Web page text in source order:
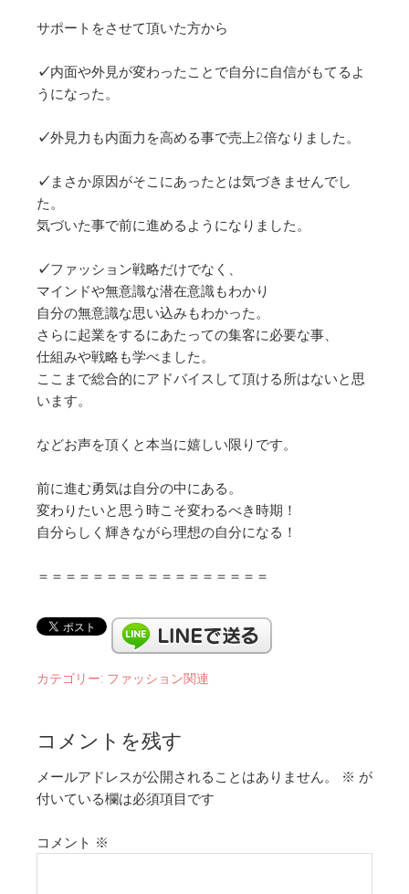
サポートをさせて頂いた方から
✓内面や外見が変わったことで自分に自信がもてるよ
うになった。
✓外見力も内面力を高める事で売上2倍なりました。
✓ まさか原因がそこにあったとは気づきませんでし
た。
気づいた事で前に進めるようになりました。
✓ファッション戦略だけでなく、
マインドや無意識な潜在意識もわかり
自分の無意識な思い込みもわかった。
さらに起業をするにあたっての集客に必要な事、
仕組みや戦略も学べました。
ここまで総合的にアドバイスして頂ける所はないと思
います。
などお声を頂くと本当に嬉しい限りです。
前に進む勇気は自分の中にある。
変わりたいと思う時こそ変わるべき時期！
自分らしく輝きながら理想の自分になる！
＝＝＝＝＝＝＝＝＝＝＝＝＝＝＝＝＝
カテゴリー: ファッション関連
コメントを残す
メールアドレスが公開されることはありません。 ※ が
付いている欄は必須項目です
コメント ※